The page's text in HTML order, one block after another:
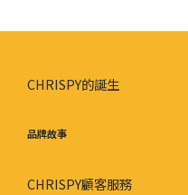
CHRISPY的誕生
品牌故事
CHRISPY顧客服務